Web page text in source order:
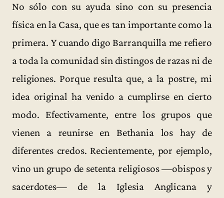
No sólo con su ayuda sino con su presencia
física en la Casa, que es tan importante como la
primera. Y cuando digo Barranquilla me refiero
a toda la comunidad sin distingos de razas ni de
religiones. Porque resulta que, a la postre, mi
idea original ha venido a cumplirse en cierto
modo. Efectivamente, entre los grupos que
vienen a reunirse en Bethania los hay de
diferentes credos. Recientemente, por ejemplo,
vino un grupo de setenta religiosos —obispos y
sacerdotes— de la Iglesia Anglicana y